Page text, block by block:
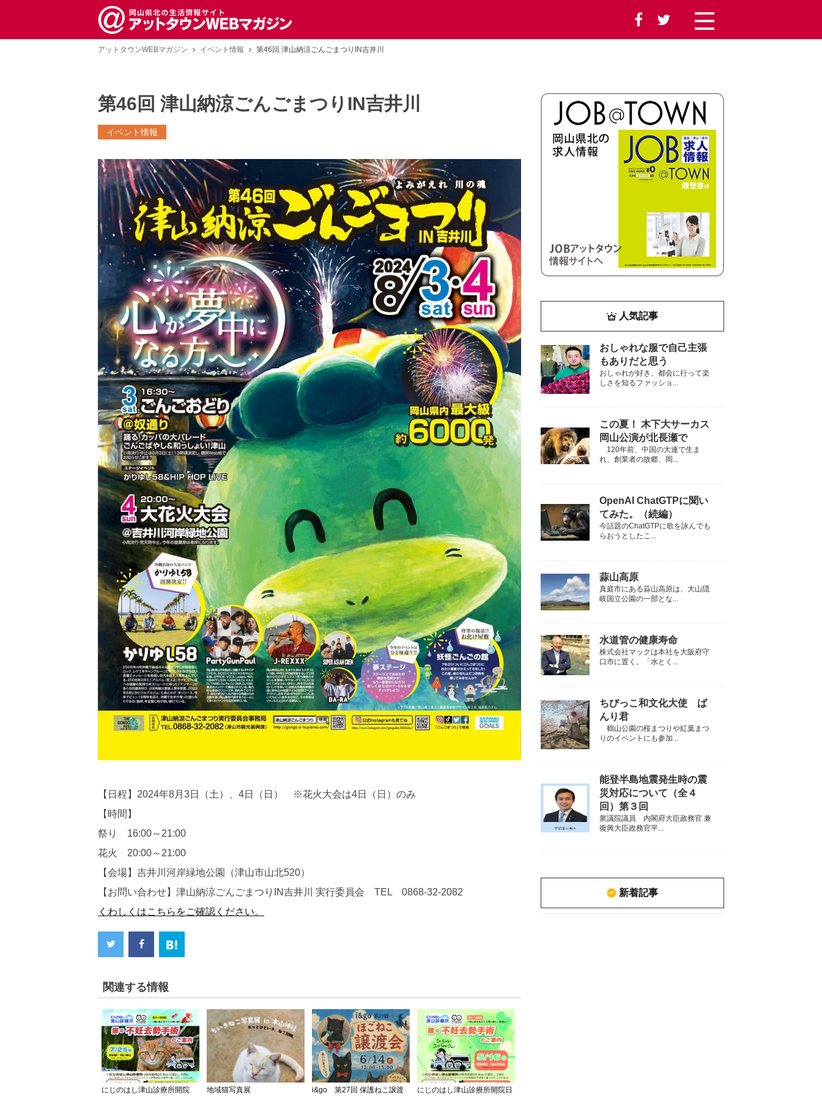
アットタウンWEBマガジン イベント情報 第46回 津山納涼ごんごまつりIN吉井川
第46回 津山納涼ごんごまつりIN吉井川
イベント情報
【日程】2024年8月3日（土）、4日（日） ※花火大会は4日（日）のみ
【時間】
祭り 16:00～21:00
花火 20:00～21:00
【会場】吉井川河岸緑地公園（津山市山北520）
【お問い合わせ】津山納涼ごんごまつりIN吉井川 実行委員会 TEL 0868-32-2082
くわしくはこちらをご確認ください。
関連する情報
にじのはし津山診療所開院
地域猫写真展
i&go 第27回 保護ねこ譲渡
にじのはし津山診療所開院日
人気記事
おしゃれな服で自己主張
もありだと思う
おしゃれが好き、都会に行って楽
しさを知るファッショ...
この夏！ 木下大サーカス
岡山公演が北長瀬で
120年前、中国の大連で生ま
れ、創業者の故郷、岡...
OpenAI ChatGTPに聞い
てみた。（続編）
今話題のChatGTPに歌を詠んでも
らおうとしたこ...
蒜山高原
真庭市にある蒜山高原は、大山隠
岐国立公園の一部とな...
水道管の健康寿命
株式会社マックは本社を大阪府守
口市に置く。「水とく...
ちびっこ和文化大使 ば
んり君
鶴山公園の桜まつりや紅葉まつ
りのイベントにも参加...
能登半島地震発生時の震
災対応について（全４
回）第３回
衆議院議員 内閣府大臣政務官 兼
復興大臣政務官平...
新着記事